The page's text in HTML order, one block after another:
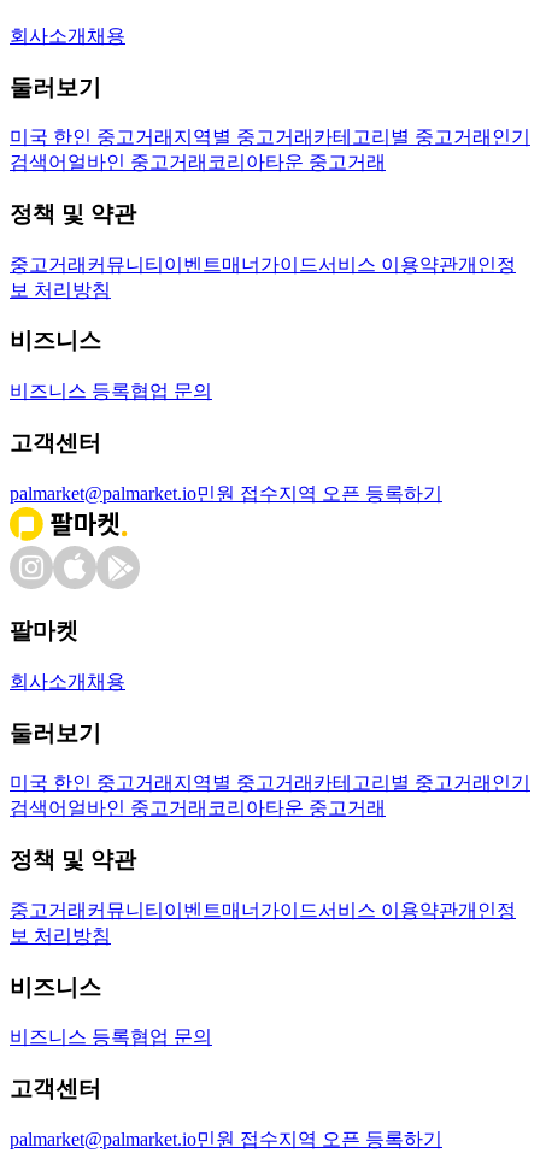
회사소개 채용
둘러보기
미국 한인 중고거래 지역별 중고거래 카테고리별 중고거래 인기
검색어 얼바인 중고거래 코리아타운 중고거래
정책 및 약관
중고거래 커뮤니티 이벤트매너가이드서비스 이용약관개인정
보 처리방침
비즈니스
비즈니스 등록협업 문의
고객센터
palmarket@palmarket.io민원 접수지역 오픈 등록하기
팔마켓
회사소개 채용
둘러보기
미국 한인 중고거래 지역별 중고거래 카테고리별 중고거래 인기
검색어 얼바인 중고거래 코리아타운 중고거래
정책 및 약관
중고거래 커뮤니티 이벤트매너가이드서비스 이용약관개인정
보 처리방침
비즈니스
비즈니스 등록협업 문의
고객센터
palmarket@palmarket.io민원 접수지역 오픈 등록하기